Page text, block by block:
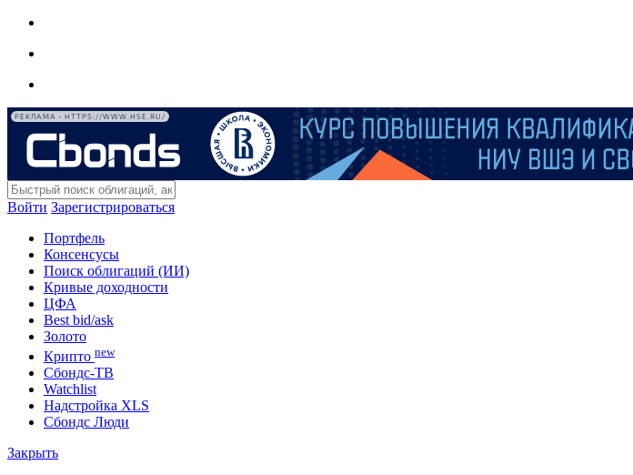
РЕКЛАМА • HTTPS://WWW.HSE.RU/
Войти Зарегистрироваться
Портфель
Консенсусы
Поиск облигаций (ИИ)
Кривые доходности
ЦФА
Best bid/ask
Золото
Крипто new
Сбондс-ТВ
Watchlist
Надстройка XLS
Сбондс Люди
Закрыть